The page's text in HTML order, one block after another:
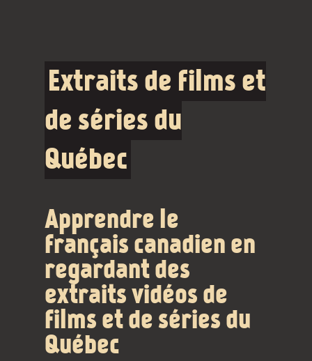
Extraits de films et
de séries du
Québec
Apprendre le
français canadien en
regardant des
extraits vidéos de
films et de séries du
Québec